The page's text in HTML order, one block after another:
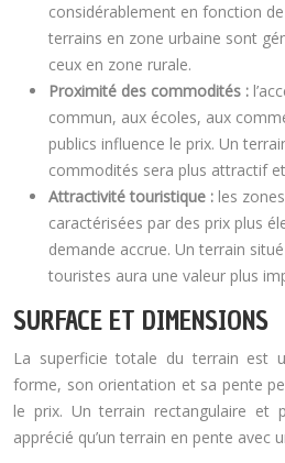
considérablement en fonction
terrains en zone urbaine sont
ceux en zone rurale.
Proximité des commodités :
commun, aux écoles, aux
publics influence le prix. Un
commodités sera plus attractif
Attractivité touristique : les
caractérisées par des prix plus
demande accrue. Un terrain
touristes aura une valeur plus
SURFACE ET DIMENSIONS
La superficie totale du terrain est
forme, son orientation et sa pente
le prix. Un terrain rectangulaire et
apprécié qu’un terrain en pente avec